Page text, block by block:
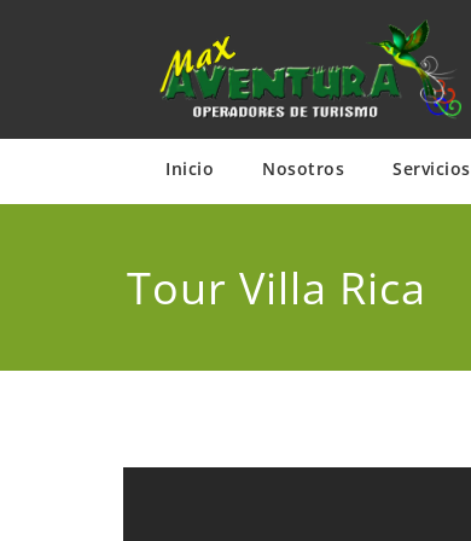
Inicio Nosotros Servicios
Tour Villa Rica